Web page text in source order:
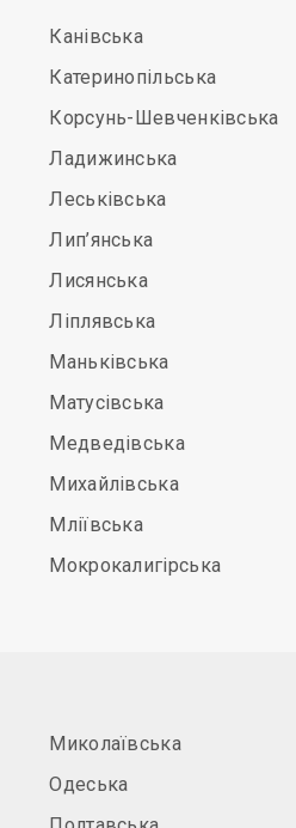
Канівська
Катеринопільська
Корсунь-Шевченківська
Ладижинська
Леськівська
Лип’янська
Лисянська
Ліплявська
Маньківська
Матусівська
Медведівська
Михайлівська
Мліївська
Мокрокалигірська
Миколаївська
Одеська